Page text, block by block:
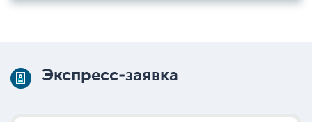
Экспресс-заявка